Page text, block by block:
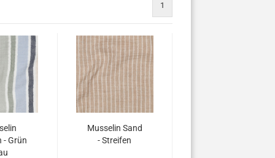
1
- Grün
Musselin Sand
- Streifen